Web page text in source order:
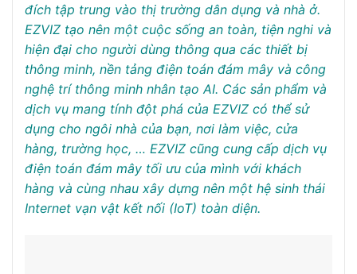
đích tập trung vào thị trường dân dụng và nhà ở.
EZVIZ tạo nên một cuộc sống an toàn, tiện nghi và
hiện đại cho người dùng thông qua các thiết bị
thông minh, nền tảng điện toán đám mây và công
nghệ trí thông minh nhân tạo AI. Các sản phẩm và
dịch vụ mang tính đột phá của EZVIZ có thể sử
dụng cho ngôi nhà của bạn, nơi làm việc, cửa
hàng, trường học, … EZVIZ cũng cung cấp dịch vụ
điện toán đám mây tối ưu của mình với khách
hàng và cùng nhau xây dựng nên một hệ sinh thái
Internet vạn vật kết nối (IoT) toàn diện.